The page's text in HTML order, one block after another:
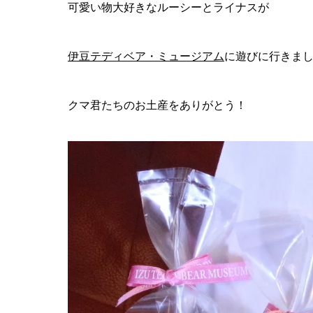
可愛い物大好きなルーシーとライナスが
伊豆テディベア・ミュージアムに遊びに行きま
クマ君たちのお土産をありがとう！